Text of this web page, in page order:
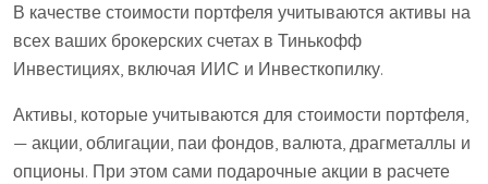
В качестве стоимости портфеля учитываются активы на
всех ваших брокерских счетах в Тинькофф
Инвестициях, включая ИИС и Инвесткопилку.
Активы, которые учитываются для стоимости портфеля,
— акции, облигации, паи фондов, валюта, драгметаллы и
опционы. При этом сами подарочные акции в расчете